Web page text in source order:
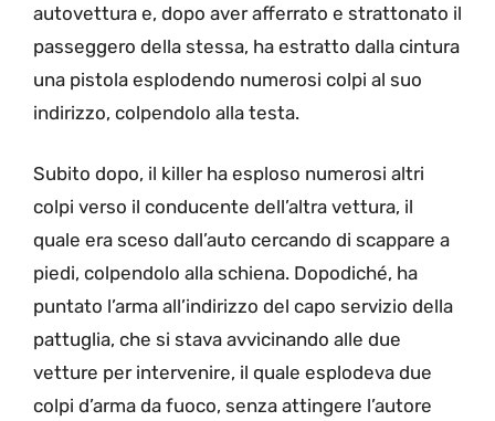
autovettura e, dopo aver afferrato e strattonato il
passeggero della stessa, ha estratto dalla cintura
una pistola esplodendo numerosi colpi al suo
indirizzo, colpendolo alla testa.
Subito dopo, il killer ha esploso numerosi altri
colpi verso il conducente dell’altra vettura, il
quale era sceso dall’auto cercando di scappare a
piedi, colpendolo alla schiena. Dopodiché, ha
puntato l’arma all’indirizzo del capo servizio della
pattuglia, che si stava avvicinando alle due
vetture per intervenire, il quale esplodeva due
colpi d’arma da fuoco, senza attingere l’autore